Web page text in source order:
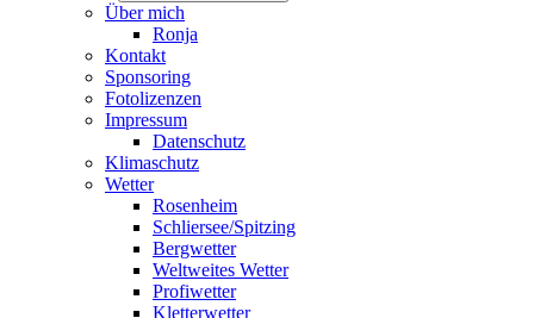
Über mich
Ronja
Kontakt
Sponsoring
Fotolizenzen
Impressum
Datenschutz
Klimaschutz
Wetter
Rosenheim
Schliersee/Spitzing
Bergwetter
Weltweites Wetter
Profiwetter
Kletterwetter